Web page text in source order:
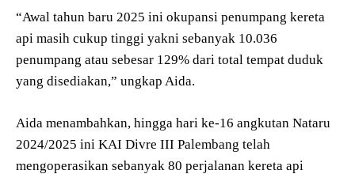
“Awal tahun baru 2025 ini okupansi penumpang kereta
api masih cukup tinggi yakni sebanyak 10.036
penumpang atau sebesar 129% dari total tempat duduk
yang disediakan,” ungkap Aida.
Aida menambahkan, hingga hari ke-16 angkutan Nataru
2024/2025 ini KAI Divre III Palembang telah
mengoperasikan sebanyak 80 perjalanan kereta api